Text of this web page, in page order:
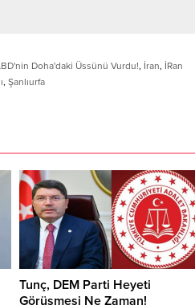
Doha'daki Üssünü Vurdu!, İran, İRan
, Şanlıurfa
Tunç, DEM Parti Heyeti
Görüşmesi Ne Zaman!